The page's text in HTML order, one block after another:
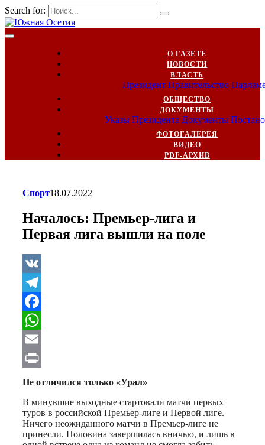
Search for:
О ГАЗЕТЕ
НОВОСТИ
ВЛАСТЬ
Президент Правительство
ОБЩЕСТВО
ДОКУМЕНТЫ
Указы Президента Документы
ФОТОГАЛЕРЕЯ
ВИДЕО
PDF-АРХИВ
Спорт18.07.2022
Началось: Премьер-лига и
Первая лига вышли на поле
VK
Telegram
Facebook
WhatsApp
Email
Print
Не отличился только «Урал»
В минувшие выходные стартовали матчи первых
туров в российской Премьер-лиге и Первой лиге.
Ничего неожиданного матчи в Премьер-лиге не
принесли. Половина завершилась вничью, и лишь в